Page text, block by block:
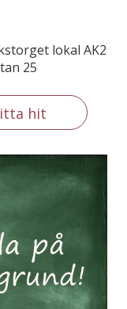
lokal AK2
25
hit